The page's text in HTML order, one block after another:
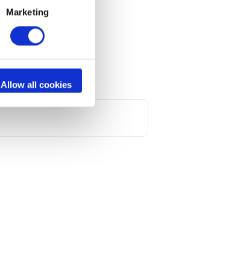
Marketing
Allow all cookies